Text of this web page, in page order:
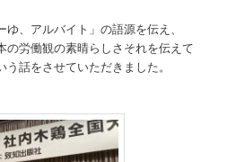
ゆ、アルバイト」の語源を伝え、
の労働観の素晴らしさそれを伝えて
話をさせていただきました。